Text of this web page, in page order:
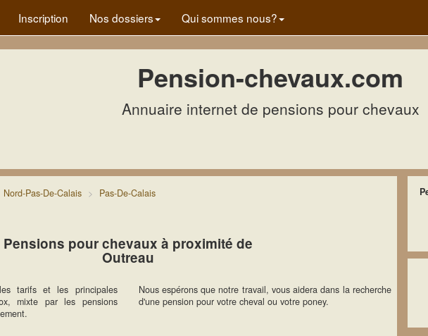
Inscription Nos dossiers Qui sommes nous?
Pension-chevaux.com
Annuaire internet de pensions pour chevaux
Nord-Pas-De-Calais Pas-De-Calais
Pensions pour chevaux à proximité de
Outreau
tarifs et les principales
mixte par les pensions
Nous espérons que notre travail, vous aidera dans la recherche
d'une pension pour votre cheval ou votre poney.